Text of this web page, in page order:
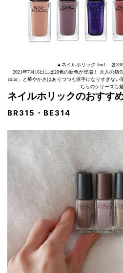
▲ネイルホリック 5mL 各330
2021年7月16日には20色の新色が登場！ 大人の指
color」と華やかさはありつつも派手になりすぎない
ちらのシリーズも
ネイルホリックのおすす
BR315・BE314